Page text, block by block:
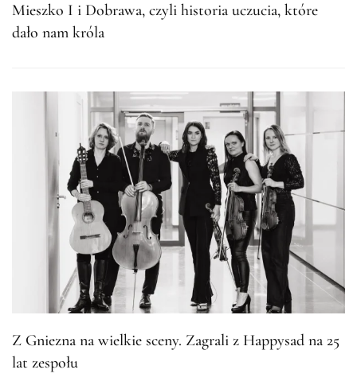
Mieszko I i Dobrawa, czyli historia uczucia, które
dało nam króla
Z Gniezna na wielkie sceny. Zagrali z Happysad na 25
lat zespołu